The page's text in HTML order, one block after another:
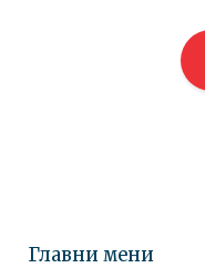
Главни мени